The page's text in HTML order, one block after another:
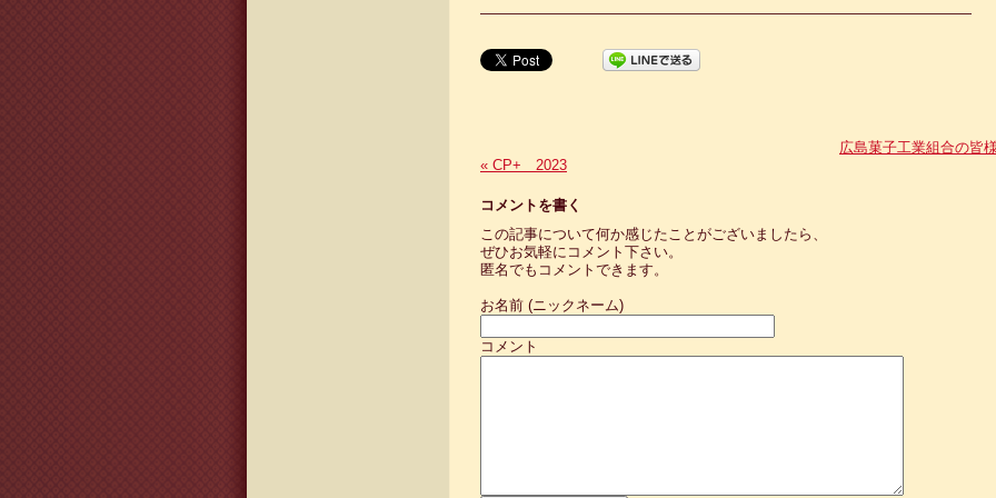
——————————————————————————————————
広島菓子工業組合の皆
« CP+ 2023
コメントを書く
この記事について何か感じたことがございましたら、
ぜひお気軽にコメント下さい。
匿名でもコメントできます。
お名前 (ニックネーム)
コメント